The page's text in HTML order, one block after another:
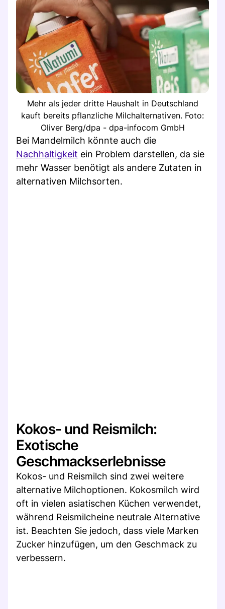
Mehr als jeder dritte Haushalt in Deutschland
kauft bereits pflanzliche Milchalternativen. Foto:
Oliver Berg/dpa - dpa-infocom GmbH
Bei Mandelmilch könnte auch die
Nachhaltigkeit ein Problem darstellen, da sie
mehr Wasser benötigt als andere Zutaten in
alternativen Milchsorten.
Kokos- und Reismilch:
Exotische
Geschmackserlebnisse
Kokos- und Reismilch sind zwei weitere
alternative Milchoptionen. Kokosmilch wird
oft in vielen asiatischen Küchen verwendet,
während Reismilcheine neutrale Alternative
ist. Beachten Sie jedoch, dass viele Marken
Zucker hinzufügen, um den Geschmack zu
verbessern.